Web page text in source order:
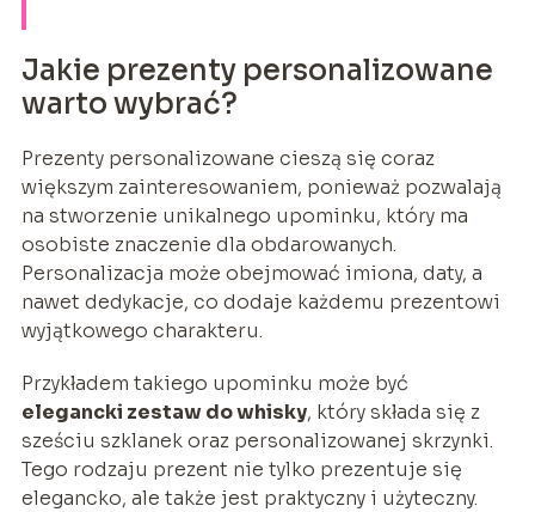
Jakie prezenty personalizowane
warto wybrać?
Prezenty personalizowane cieszą się coraz
większym zainteresowaniem, ponieważ pozwalają
na stworzenie unikalnego upominku, który ma
osobiste znaczenie dla obdarowanych.
Personalizacja może obejmować imiona, daty, a
nawet dedykacje, co dodaje każdemu prezentowi
wyjątkowego charakteru.
Przykładem takiego upominku może być
elegancki zestaw do whisky, który składa się z
sześciu szklanek oraz personalizowanej skrzynki.
Tego rodzaju prezent nie tylko prezentuje się
elegancko, ale także jest praktyczny i użyteczny.